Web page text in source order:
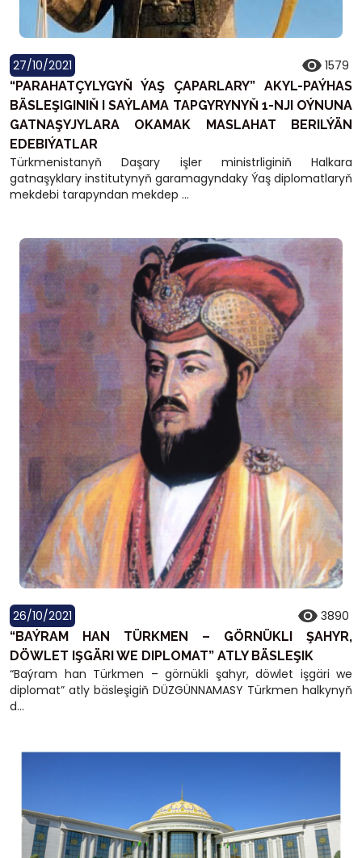
27/10/2021 1579
“PARAHATÇYLYGYŇ ÝAŞ ÇAPARLARY” AKYL-PAÝHAS
BÄSLEŞIGINIŇ I SAÝLAMA TAPGYRYNYŇ 1-NJI OÝNUNA
GATNAŞYJYLARA OKAMAK MASLAHAT BERILÝÄN
EDEBIÝATLAR
Türkmenistanyň Daşary işler ministrliginiň Halkara
gatnaşyklary institutynyň garamagyndaky Ýaş diplomatlaryň
mekdebi tarapyndan mekdep ...
26/10/2021 3890
“BAÝRAM HAN TÜRKMEN – GÖRNÜKLI ŞAHYR,
DÖWLET IŞGÄRI WE DIPLOMAT” ATLY BÄSLEŞIK
“Baýram han Türkmen – görnükli şahyr, döwlet işgäri we
diplomat” atly bäsleşigiň DÜZGÜNNAMASY Türkmen halkynyň
d...